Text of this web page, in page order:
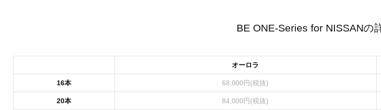
BE ONE-Series for NISSANの
オーロラ
16本 68,000円(税抜)
20本 84,000円(税抜)